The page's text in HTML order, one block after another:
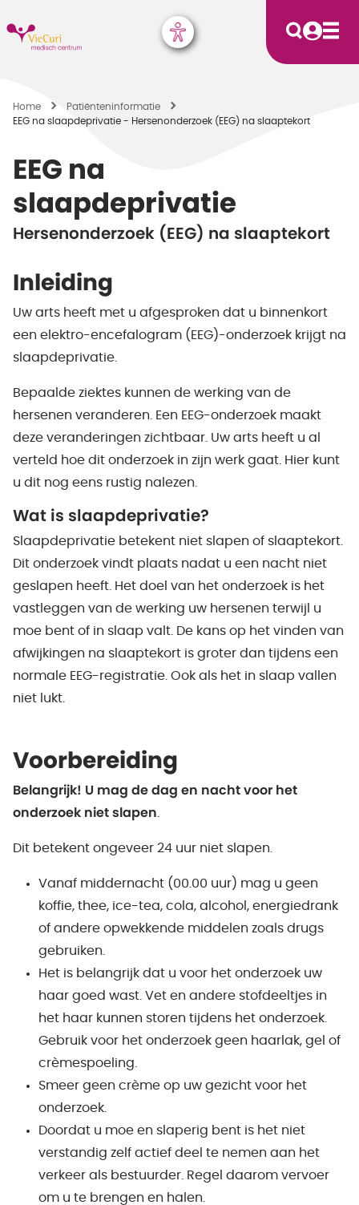
Home
Patiënten­informatie
EEG na slaapdeprivatie - Hersenonderzoek (EEG) na slaaptekort
EEG na
slaapdeprivatie
Hersenonderzoek (EEG) na slaaptekort
Inleiding
Uw arts heeft met u afgesproken dat u binnenkort
een elektro-encefalogram (EEG)-onderzoek krijgt na
slaapdeprivatie.
Bepaalde ziektes kunnen de werking van de
hersenen veranderen. Een EEG-onderzoek maakt
deze veranderingen zichtbaar. Uw arts heeft u al
verteld hoe dit onderzoek in zijn werk gaat. Hier kunt
u dit nog eens rustig nalezen.
Wat is slaapdeprivatie?
Slaapdeprivatie betekent niet slapen of slaaptekort.
Dit onderzoek vindt plaats nadat u een nacht niet
geslapen heeft. Het doel van het onderzoek is het
vastleggen van de werking uw hersenen terwijl u
moe bent of in slaap valt. De kans op het vinden van
afwijkingen na slaaptekort is groter dan tijdens een
normale EEG-registratie. Ook als het in slaap vallen
niet lukt.
Voorbereiding
Belangrijk! U mag de dag en nacht voor het
onderzoek niet slapen
Dit betekent ongeveer 24 uur niet slapen.
Vanaf middernacht (00.00 uur) mag u geen
koffie, thee, ice-tea, cola, alcohol, energiedrank
of andere opwekkende middelen zoals drugs
gebruiken.
Het is belangrijk dat u voor het onderzoek uw
haar goed wast. Vet en andere stofdeeltjes in
het haar kunnen storen tijdens het onderzoek.
Gebruik voor het onderzoek geen haarlak, gel of
crèmespoeling.
Smeer geen crème op uw gezicht voor het
onderzoek.
Doordat u moe en slaperig bent is het niet
verstandig zelf actief deel te nemen aan het
verkeer als bestuurder. Regel daarom vervoer
om u te brengen en halen.